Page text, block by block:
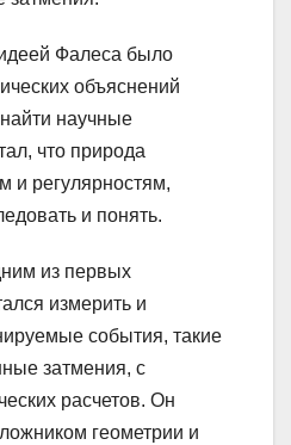
Фалеса было
объяснений
научные
что природа
и регулярностям,
и понять.
из первых
измерить и
события, такие
затмения, с
расчетов. Он
геометрии и